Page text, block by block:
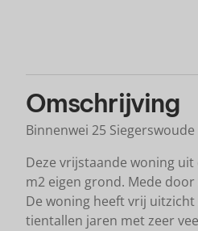
Omschrijving
Binnenwei 25 Siegerswoude
Deze vrijstaande woning
m2 eigen grond. Mede
De woning heeft vrij
tientallen jaren met zeer